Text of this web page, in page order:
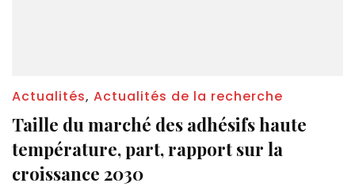
Actualités, Actualités de la recherche
Taille du marché des adhésifs haute
température, part, rapport sur la
croissance 2030